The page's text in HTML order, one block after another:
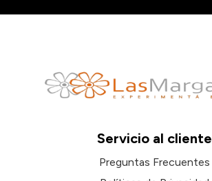
Servicio al cliente
Preguntas Frecuentes